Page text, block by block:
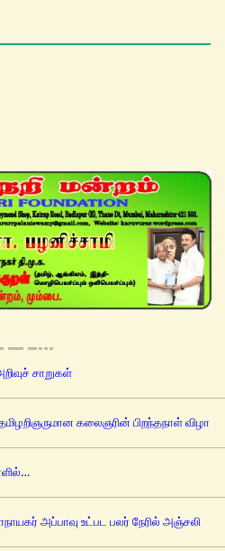
சாறுகள்
கலைஞரின் பிறந்தநாள் விழா
அப்பாவு உட்பட பலர் நேரில் அஞ்சலி